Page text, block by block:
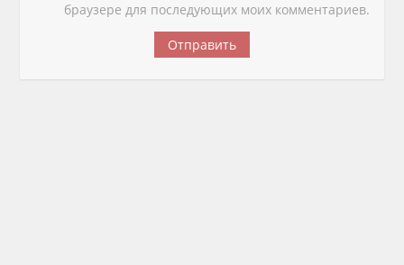
браузере для последующих моих комментариев.